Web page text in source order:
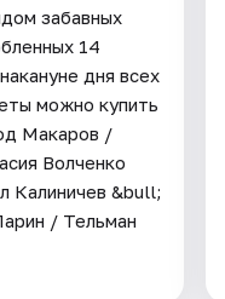
забавных
14
дня всех
можно купить
Макаров /
Волченко
Калиничев &bull;
/ Тельман